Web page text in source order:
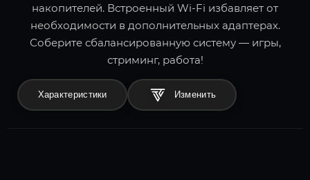
накопителей. Встроенный Wi-Fi избавляет от
необходимости в дополнительных адаптерах.
Соберите сбалансированную систему — игры,
стриминг, работа!
Характеристики